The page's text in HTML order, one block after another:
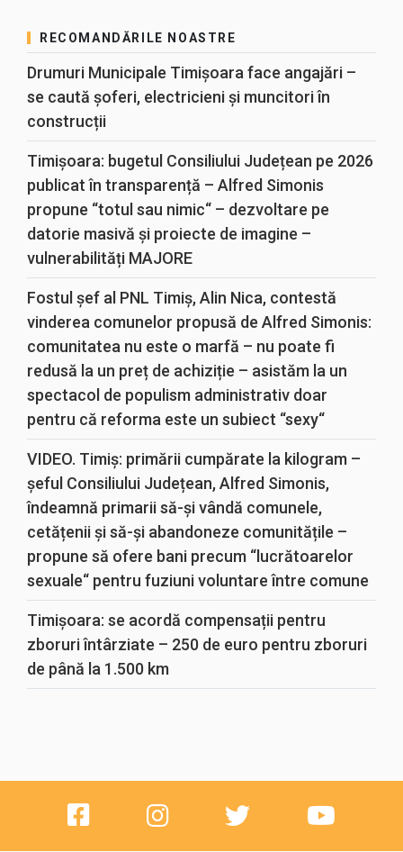
RECOMANDĂRILE NOASTRE
Drumuri Municipale Timișoara face angajări –
se caută șoferi, electricieni și muncitori în
construcții
Timișoara: bugetul Consiliului Județean pe 2026
publicat în transparență – Alfred Simonis
propune “totul sau nimic“ – dezvoltare pe
datorie masivă și proiecte de imagine –
vulnerabilități MAJORE
Fostul șef al PNL Timiș, Alin Nica, contestă
vinderea comunelor propusă de Alfred Simonis:
comunitatea nu este o marfă – nu poate fi
redusă la un preț de achiziție – asistăm la un
spectacol de populism administrativ doar
pentru că reforma este un subiect “sexy“
VIDEO. Timiș: primării cumpărate la kilogram –
șeful Consiliului Județean, Alfred Simonis,
îndeamnă primarii să-și vândă comunele,
cetățenii și să-și abandoneze comunitățile –
propune să ofere bani precum “lucrătoarelor
sexuale“ pentru fuziuni voluntare între comune
Timișoara: se acordă compensații pentru
zboruri întârziate – 250 de euro pentru zboruri
de până la 1.500 km